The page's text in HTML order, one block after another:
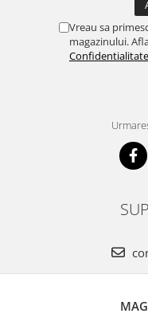
Vreau sa
magazinului.
Confidentialitate